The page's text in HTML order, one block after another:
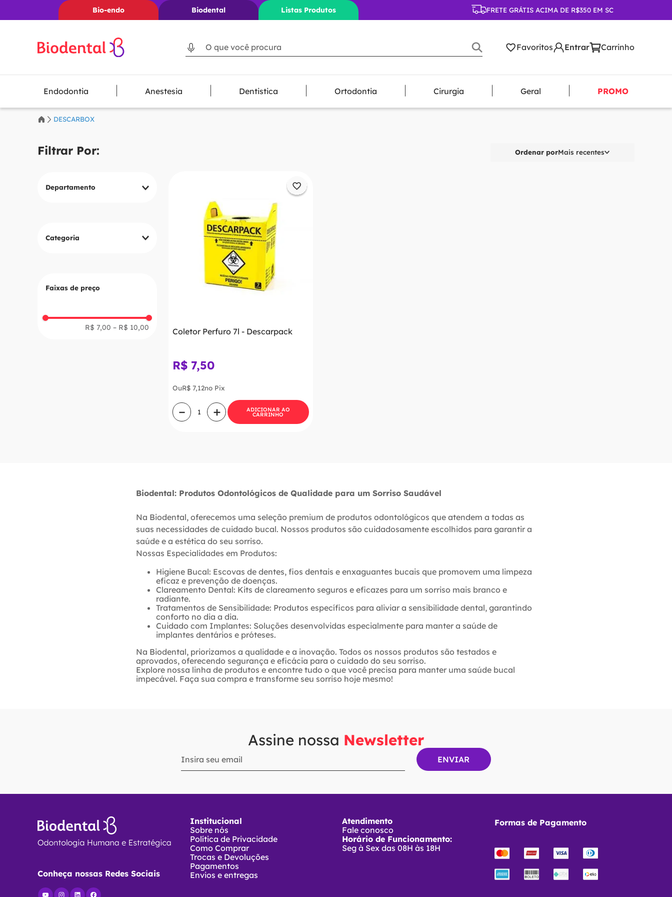
Bio-endo Biodental Listas Produtos FRETE GRÁTIS ACIMA DE R$350 EM SC
O que você procura
Favoritos
Endodontia Anestesia Dentistica Ortodontia Cirurgia Geral PROMO
DESCARBOX
Departamento
Categoria
Faixas de preço
R$ 7,00 – R$ 10,00
Ordenar porMais recentes
Coletor Perfuro 7l - Descarpack
R$ 7,50
OuR$ 7,12no Pix
＋
－ ADICIONAR AO
CARRINHO
Biodental: Produtos Odontológicos de Qualidade para um Sorriso Saudável
Na Biodental, oferecemos uma seleção premium de produtos odontológicos que atendem a todas as
suas necessidades de cuidado bucal. Nossos produtos são cuidadosamente escolhidos para garantir a
saúde e a estética do seu sorriso.
Nossas Especialidades em Produtos:
Higiene Bucal: Escovas de dentes, fios dentais e enxaguantes bucais que promovem uma limpeza
eficaz e prevenção de doenças.
Clareamento Dental: Kits de clareamento seguros e eficazes para um sorriso mais branco e
radiante.
Tratamentos de Sensibilidade: Produtos específicos para aliviar a sensibilidade dental, garantindo
conforto no dia a dia.
Cuidado com Implantes: Soluções desenvolvidas especialmente para manter a saúde de
implantes dentários e próteses.
Na Biodental, priorizamos a qualidade e a inovação. Todos os nossos produtos são testados e
aprovados, oferecendo segurança e eficácia para o cuidado do seu sorriso.
Explore nossa linha de produtos e encontre tudo o que você precisa para manter uma saúde bucal
impecável. Faça sua compra e transforme seu sorriso hoje mesmo!
Assine nossa Newsletter
Conheça nossas Redes Sociais
Institucional
Sobre nós
Política de Privacidade
Como Comprar
Trocas e Devoluções
Pagamentos
Envios e entregas
Atendimento
Fale conosco
Horário de Funcionamento:
Seg à Sex das 08H às 18H
Formas de Pagamento